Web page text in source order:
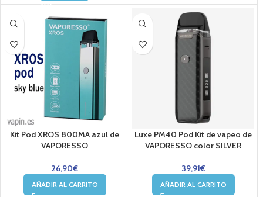
Kit Pod XROS 800MA azul de
VAPORESSO
26,90€
AÑADIR AL CARRITO
Luxe PM40 Pod Kit de vapeo de
VAPORESSO color SILVER
39,91€
AÑADIR AL CARRITO